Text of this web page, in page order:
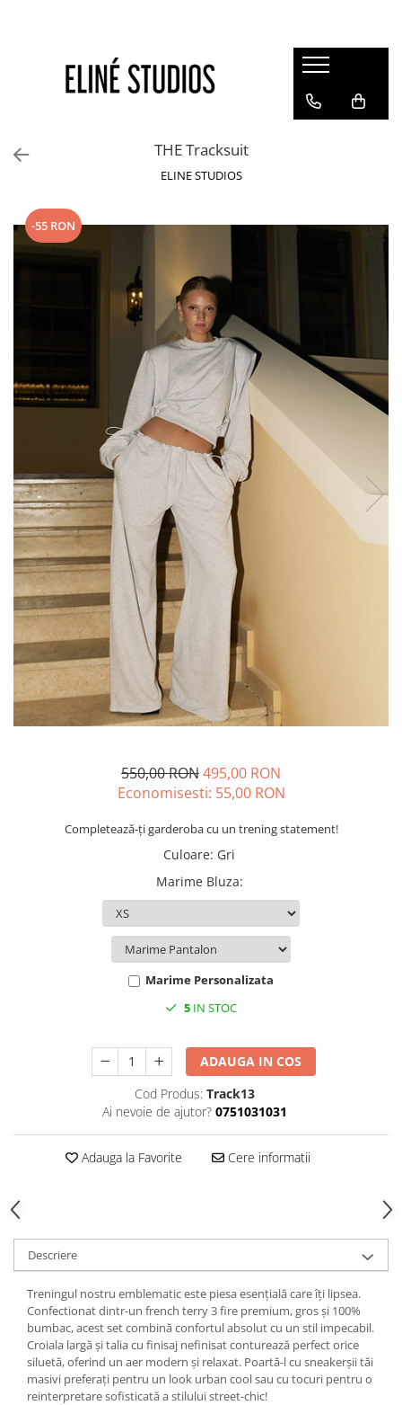
Best Sellers
Rochii
Pantaloni
Fuste
Lichidare de stoc
THE Tracksuit
ELINE STUDIOS
-55 RON
550,00 RON495,00 RON
Economisesti: 55,00 RON
Completează-ți garderoba cu un trening statement!
Culoare: Gri
Marime Bluza:
Marime Personalizata
5 IN STOC
ADAUGA IN COS
Cod Produs: Track13
Ai nevoie de ajutor? 0751031031
Adauga la Favorite Cere informatii
Descriere
Treningul nostru emblematic este piesa esențială care îți lipsea.
Confectionat dintr-un french terry 3 fire premium, gros și 100%
bumbac, acest set combină confortul absolut cu un stil impecabil.
Croiala largă și talia cu finisaj nefinisat conturează perfect orice
siluetă, oferind un aer modern și relaxat. Poartă-l cu sneakerșii tăi
masivi preferați pentru un look urban cool sau cu tocuri pentru o
reinterpretare sofisticată a stilului street-chic!